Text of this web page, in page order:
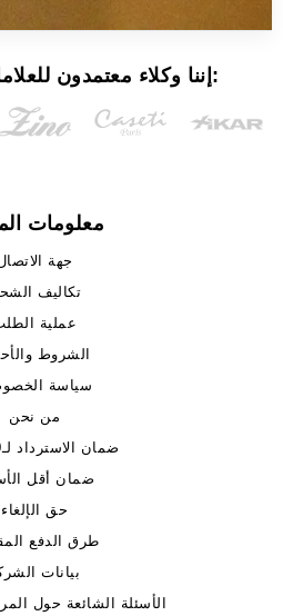
إننا وكلاء معتمدون للعلامات التجارية التالية:
معلومات
جهة
تكاليف
عملية
الشروط
سياسة
من نحن
ضمان الاسترداد لـ100 يوم
ضمان أقل
حق الإلغاء
طرق الدفع
بيانات
الأسئلة الشائعة حول